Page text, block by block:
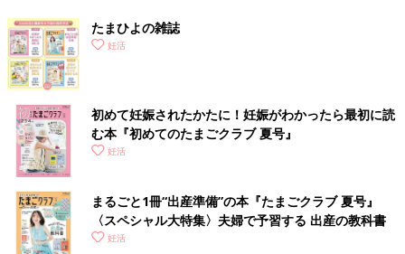
たまひよの雑誌
妊活
初めて妊娠されたかたに！妊娠がわかったら最初に読
む本『初めてのたまごクラブ 夏号』
妊活
まるごと1冊“出産準備”の本『たまごクラブ 夏号』
〈スペシャル大特集〉夫婦で予習する 出産の教科書
妊活